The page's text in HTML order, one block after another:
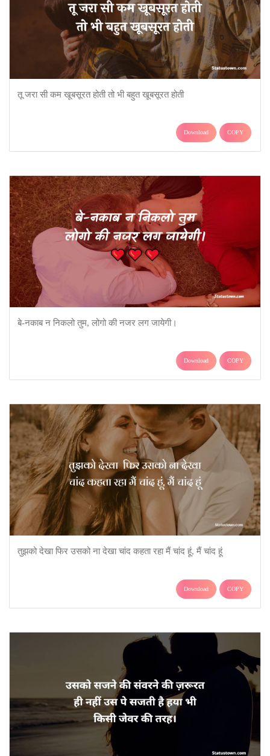
तू जरा सी कम खूबसूरत होती तो भी बहुत खूबसूरत होती
Download COPY
बे-नकाब न निकलो तुम, लोगो की नजर लग जायेगी।
Download COPY
तुझको देखा फिर उसको ना देखा चांद कहता रहा मैं चांद हूं, मैं चांद हूं
Download COPY